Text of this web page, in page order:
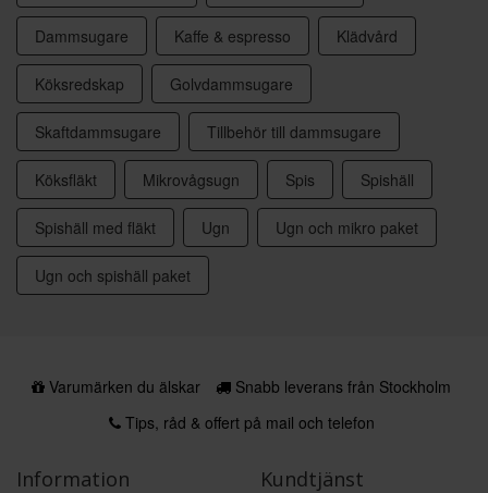
Dammsugare Kaffe & espresso Klädvård
Köksredskap Golvdammsugare
Skaftdammsugare Tillbehör till dammsugare
Köksfläkt Mikrovågsugn Spis Spishäll
Spishäll med fläkt Ugn Ugn och mikro paket
Ugn och spishäll paket
Varumärken du älskar
Snabb leverans från Stockholm
Tips, råd & offert på mail och telefon
Information Kundtjänst